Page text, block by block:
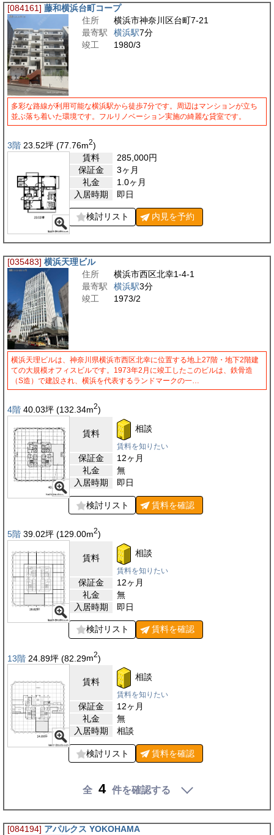
[084161] 藤和横浜台町コープ
住所
横浜市神奈川区台町7-21
最寄駅
横浜駅7分
竣工
1980/3
多彩な路線が利用可能な横浜駅から徒歩7分です。周辺はマンションが立ち
並ぶ落ち着いた環境です。フルリノベーション実施の綺麗な貸室です。
3階 23.52坪 (77.76m2)
賃料
285,000円
保証金
3ヶ月
礼金
1.0ヶ月
入居時期
即日
検討リスト 内見を予約
[035483] 横浜天理ビル
住所
横浜市西区北幸1-4-1
最寄駅
横浜駅3分
竣工
1973/2
横浜天理ビルは、神奈川県横浜市西区北幸に位置する地上27階・地下2階建
ての大規模オフィスビルです。1973年2月に竣工したこのビルは、鉄骨造
（S造）で建設され、横浜を代表するランドマークの一…
4階 40.03坪 (132.34m2)
賃料 相談
賃料を知りたい
保証金
12ヶ月
礼金
無
入居時期
即日
検討リスト 賃料を確認
5階 39.02坪 (129.00m2)
賃料 相談
賃料を知りたい
保証金
12ヶ月
礼金
無
入居時期
即日
検討リスト 賃料を確認
13階 24.89坪 (82.29m2)
賃料 相談
賃料を知りたい
保証金
12ヶ月
礼金
無
入居時期
相談
検討リスト 賃料を確認
全 4 件を確認する
[084194] アパルクス YOKOHAMA